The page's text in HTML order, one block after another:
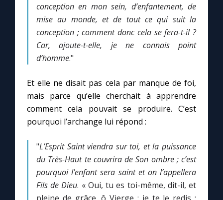
Chapelet pour le monde
Contact
Marie de Nazareth
conception en mon sein, d’enfantement, de
mise au monde, et de tout ce qui suit la
conception ; comment donc cela se fera-t-il ?
Car, ajoute-t-elle, je ne connais point
d’homme."
Et elle ne disait pas cela par manque de foi,
mais parce qu’elle cherchait à apprendre
comment cela pouvait se produire. C’est
pourquoi l’archange lui répond :
"L’Esprit Saint viendra sur toi, et la puissance
du Très-Haut te couvrira de Son ombre ; c’est
pourquoi l’enfant sera saint et on l’appellera
Fils de Dieu. « Oui, tu es toi-même, dit-il, et